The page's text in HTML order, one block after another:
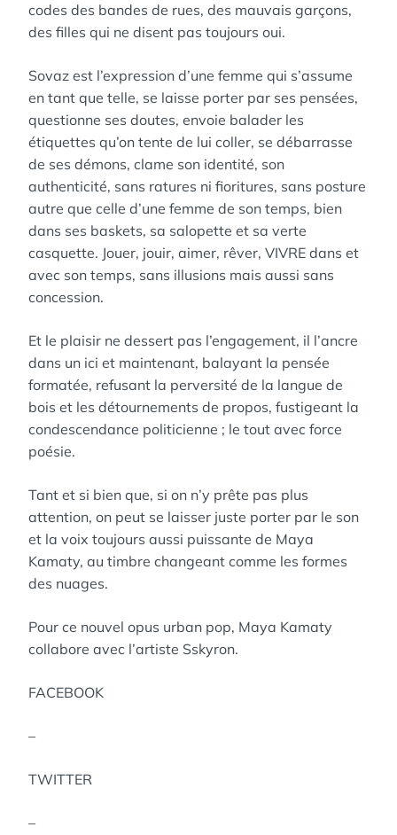
codes des bandes de rues, des mauvais garçons,
des filles qui ne disent pas toujours oui.
Sovaz est l’expression d’une femme qui s’assume
en tant que telle, se laisse porter par ses pensées,
questionne ses doutes, envoie balader les
étiquettes qu’on tente de lui coller, se débarrasse
de ses démons, clame son identité, son
authenticité, sans ratures ni fioritures, sans posture
autre que celle d’une femme de son temps, bien
dans ses baskets, sa salopette et sa verte
casquette. Jouer, jouir, aimer, rêver, VIVRE dans et
avec son temps, sans illusions mais aussi sans
concession.
Et le plaisir ne dessert pas l’engagement, il l’ancre
dans un ici et maintenant, balayant la pensée
formatée, refusant la perversité de la langue de
bois et les détournements de propos, fustigeant la
condescendance politicienne ; le tout avec force
poésie.
Tant et si bien que, si on n’y prête pas plus
attention, on peut se laisser juste porter par le son
et la voix toujours aussi puissante de Maya
Kamaty, au timbre changeant comme les formes
des nuages.
Pour ce nouvel opus urban pop, Maya Kamaty
collabore avec l’artiste Sskyron.
FACEBOOK
–
TWITTER
–